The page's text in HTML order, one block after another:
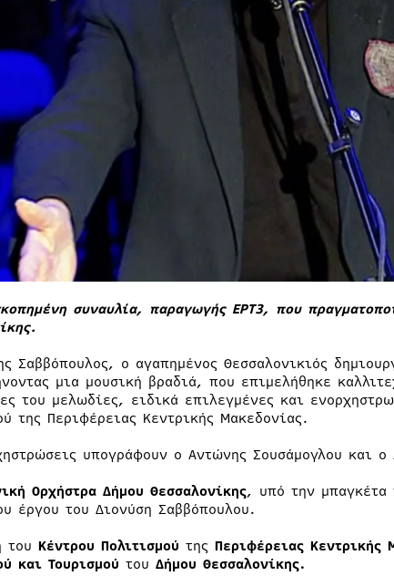
συναυλία, παραγωγής ΕΡΤ3, που
Σαββόπουλος, ο αγαπημένος Θεσσαλονικιός
μια μουσική βραδιά, που επιμελήθηκε
του μελωδίες, ειδικά επιλεγμένες και
της Περιφέρειας Κεντρικής Μακεδονίας.
υπογράφουν ο Αντώνης Σουσάμογλου και ο
Ορχήστρα Δήμου Θεσσαλονίκης, υπό την μπαγκέτα
έργου του Διονύση Σαββόπουλου.
του Κέντρου Πολιτισμού της Περιφέρειας Κεντρικής
και Τουρισμού του Δήμου Θεσσαλονίκης.